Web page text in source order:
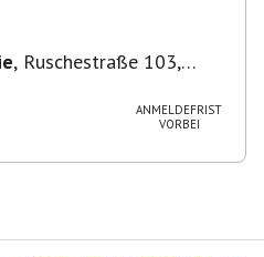
, Ruschestraße 103,
ANMELDEFRIST
VORBEI